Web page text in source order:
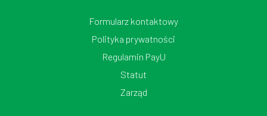
Formularz kontaktowy
Polityka prywatności
Regulamin PayU
Statut
Zarząd